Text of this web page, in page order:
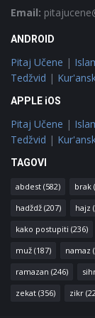
Email:
ANDROID
Pitaj Učene |
Tedžvid |
APPLE iOS
Pitaj Učene |
Tedžvid |
TAGOVI
abdest (582) brak
hadždž (207) hajz
kako postupiti (236)
muž (187) namaz
ramazan (246)
zekat (356) zikr